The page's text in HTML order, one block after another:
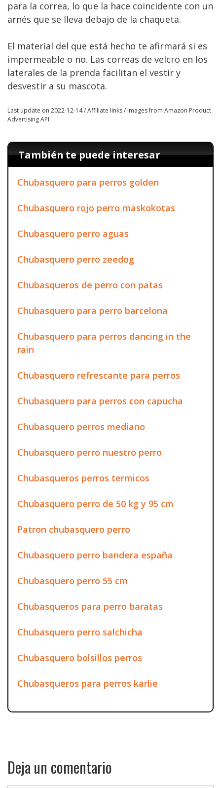
para la correa, lo que la hace coincidente con un
arnés que se lleva debajo de la chaqueta.
El material del que está hecho te afirmará si es
impermeable o no. Las correas de velcro en los
laterales de la prenda facilitan el vestir y
desvestir a su mascota.
Last update on 2022-12-14 / Affiliate links / Images from Amazon Product
Advertising API
También te puede interesar
Chubasquero para perros golden
Chubasquero rojo perro maskokotas
Chubasquero perro aguas
Chubasquero perro zeedog
Chubasqueros de perro con patas
Chubasquero para perro barcelona
Chubasquero para perros dancing in the
rain
Chubasquero refrescante para perros
Chubasquero para perros con capucha
Chubasquero perros mediano
Chubasquero perro nuestro perro
Chubasqueros perros termicos
Chubasquero perro de 50 kg y 95 cm
Patron chubasquero perro
Chubasquero perro bandera españa
Chubasquero perro 55 cm
Chubasqueros para perro baratas
Chubasquero perro salchicha
Chubasquero bolsillos perros
Chubasqueros para perros karlie
Deja un comentario